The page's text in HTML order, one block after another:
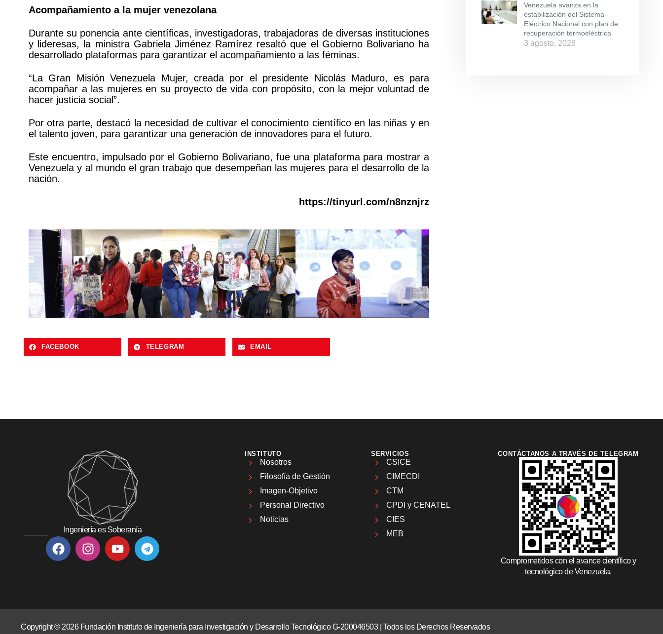
Acompañamiento a la mujer venezolana
Durante su ponencia ante científicas, investigadoras, trabajadoras de diversas instituciones
y lideresas, la ministra Gabriela Jiménez Ramírez resaltó que el Gobierno Bolivariano ha
desarrollado plataformas para garantizar el acompañamiento a las féminas.
“La Gran Misión Venezuela Mujer, creada por el presidente Nicolás Maduro, es para
acompañar a las mujeres en su proyecto de vida con propósito, con la mejor voluntad de
hacer justicia social”.
Por otra parte, destacó la necesidad de cultivar el conocimiento científico en las niñas y en
el talento joven, para garantizar una generación de innovadores para el futuro.
Este encuentro, impulsado por el Gobierno Bolivariano, fue una plataforma para mostrar a
Venezuela y al mundo el gran trabajo que desempeñan las mujeres para el desarrollo de la
nación.
https://tinyurl.com/n8nznjrz
FACEBOOK TELEGRAM EMAIL
Venezuela avanza en la
estabilización del Sistema
Eléctrico Nacional con plan de
recuperación termoeléctrica
3 agosto, 2026
Ingeniería es Soberanía
INSTITUTO
Nosotros
Filosofía de Gestión
Imagen-Objetivo
Personal Directivo
Noticias
SERVICIOS
CSICE
CIMECDI
CTM
CPDI y CENATEL
CIES
MEB
CONTÁCTANOS A TRAVÉS DE TELEGRAM
Comprometidos con el avance científico y
tecnológico de Venezuela.
Copyright © 2026 Fundación Instituto de Ingeniería para Investigación y Desarrollo Tecnológico G-200046503 | Todos los Derechos Reservados